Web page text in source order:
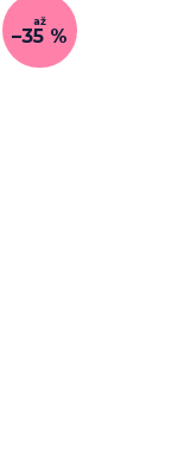
až
–35 %